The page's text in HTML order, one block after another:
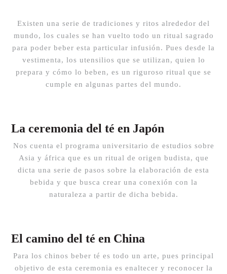
Existen una serie de tradiciones y ritos alrededor del
mundo, los cuales se han vuelto todo un ritual sagrado
para poder beber esta particular infusión. Pues desde la
vestimenta, los utensilios que se utilizan, quien lo
prepara y cómo lo beben, es un riguroso ritual que se
cumple en algunas partes del mundo.
La ceremonia del té en Japón
Nos cuenta el programa universitario de estudios sobre
Asia y áfrica que es un ritual de origen budista, que
dicta una serie de pasos sobre la elaboración de esta
bebida y que busca crear una conexión con la
naturaleza a partir de dicha bebida.
El camino del té en China
Para los chinos beber té es todo un arte, pues principal
objetivo de esta ceremonia es enaltecer y reconocer la